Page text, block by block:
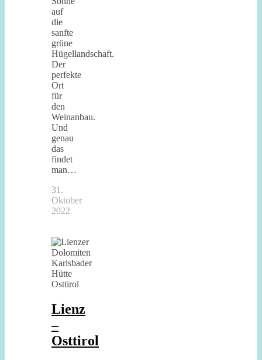
auf
die
sanfte
grüne
Hügellandschaft.
Der
perfekte
Ort
für
den
Weinanbau.
Und
genau
das
findet
man…
31.
Oktober
2022
Lienz
–
Osttirol